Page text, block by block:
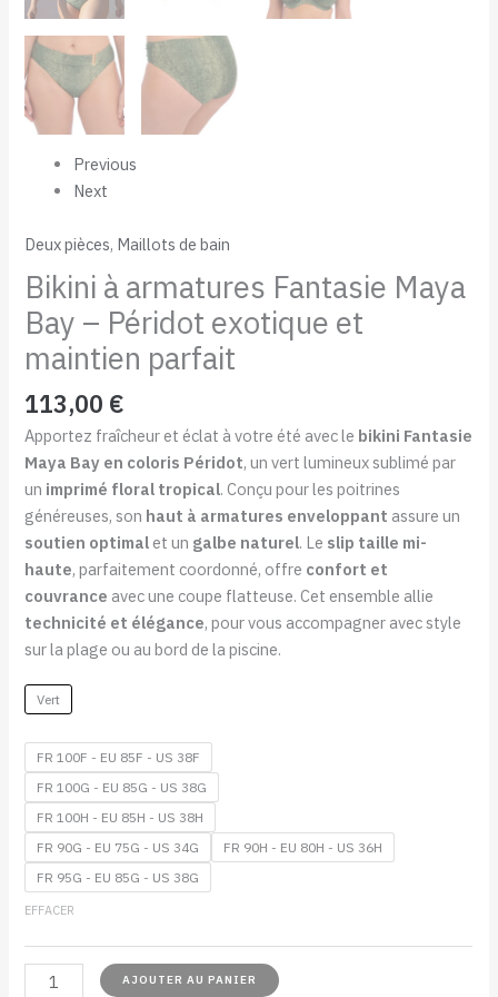
Previous
Next
Deux pièces, Maillots de bain
Bikini à armatures Fantasie Maya
Bay – Péridot exotique et
maintien parfait
113,00 €
Apportez fraîcheur et éclat à votre été avec le bikini Fantasie
Maya Bay en coloris Péridot, un vert lumineux sublimé par
un imprimé floral tropical. Conçu pour les poitrines
généreuses, son haut à armatures enveloppant assure un
soutien optimal et un galbe naturel. Le slip taille mi-
haute, parfaitement coordonné, offre confort et
couvrance avec une coupe flatteuse. Cet ensemble allie
technicité et élégance, pour vous accompagner avec style
sur la plage ou au bord de la piscine.
Vert
FR 100F - EU 85F - US 38F
FR 100G - EU 85G - US 38G
FR 100H - EU 85H - US 38H
FR 90G - EU 75G - US 34G
FR 90H - EU 80H - US 36H
FR 95G - EU 85G - US 38G
EFFACER
AJOUTER AU PANIER